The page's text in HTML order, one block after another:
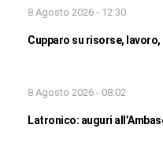
8 Agosto 2026 - 12:30
Cupparo su risorse,
8 Agosto 2026 - 08:02
Latronico: auguri